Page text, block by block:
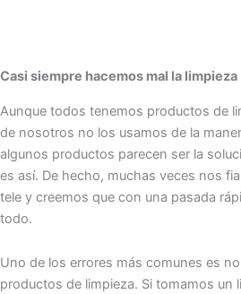
Casi siempre hacemos mal la limpieza
Aunque todos tenemos productos de
de nosotros no los usamos de la
algunos productos parecen ser la
es así. De hecho, muchas veces nos
tele y creemos que con una pasada
todo.
Uno de los errores más comunes es
productos de limpieza. Si tomamos un